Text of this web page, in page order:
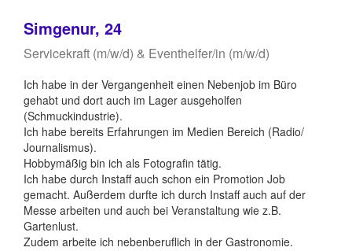
Simgenur, 24
Servicekraft (m/w/d) & Eventhelfer/in (m/w/d)
Ich habe in der Vergangenheit einen Nebenjob im Büro
gehabt und dort auch im Lager ausgeholfen
(Schmuckindustrie).
Ich habe bereits Erfahrungen im Medien Bereich (Radio/
Journalismus).
Hobbymäßig bin ich als Fotografin tätig.
Ich habe durch Instaff auch schon ein Promotion Job
gemacht. Außerdem durfte ich durch Instaff auch auf der
Messe arbeiten und auch bei Veranstaltung wie z.B.
Gartenlust.
Zudem arbeite ich nebenberuflich in der Gastronomie.